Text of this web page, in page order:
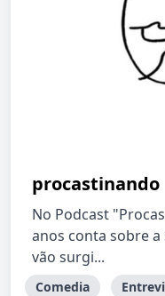
procastinando
No Podcast
anos conta sobre
vão surgi...
Comedia